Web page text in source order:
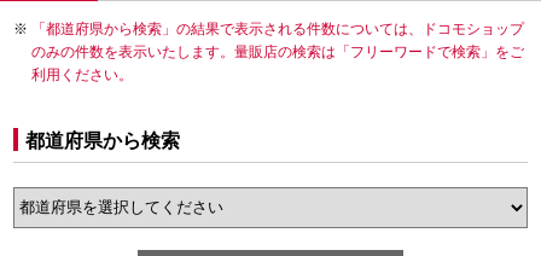
「都道府県から検索」の結果で表示される件数については、ドコモショップ
のみの件数を表示いたします。量販店の検索は「フリーワードで検索」をご
利用ください。
都道府県から検索